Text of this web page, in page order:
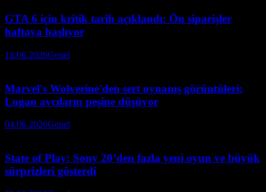
GTA 6 için kritik tarih açıklandı: Ön siparişler
haftaya başlıyor
18.06.2026Genel
Marvel's Wolverine'den sert oynanış görüntüleri:
Logan avcıların peşine düşüyor
04.06.2026Genel
State of Play: Sony 20’den fazla yeni oyun ve büyük
sürprizleri gösterdi